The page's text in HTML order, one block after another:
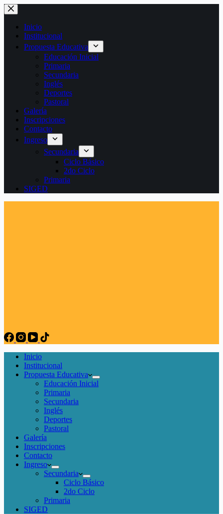
Saltar
al
contenido
Inicio
Institucional
Propuesta Educativa
Educación Inicial
Primaria
Secundaria
Inglés
Deportes
Pastoral
Galería
Inscripciones
Contacto
Ingreso
Secundaria
Ciclo Básico
2do Ciclo
Primaria
SIGED
Inicio
Institucional
Propuesta Educativa
Educación Inicial
Primaria
Secundaria
Inglés
Deportes
Pastoral
Galería
Inscripciones
Contacto
Ingreso
Secundaria
Ciclo Básico
2do Ciclo
Primaria
SIGED